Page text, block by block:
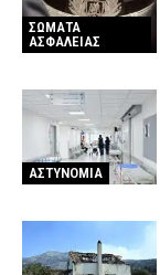
ΣΩΜΑΤΑ
ΑΣΦΑΛΕΙΑΣ
ΑΣΤΥΝΟΜΙΑ